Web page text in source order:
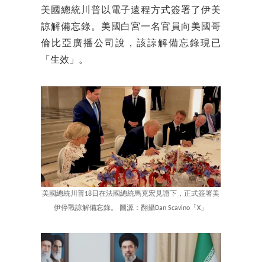
美國總統川普以電子遠程方式簽署了伊美
諒解備忘錄。美國白宮一名官員向美國哥
倫比亞廣播公司說，該諒解備忘錄現已
「生效」。
美國總統川普18日在法國總統馬克宏見證下，正式簽署美
伊停戰諒解備忘錄。 圖源：翻攝Dan Scavino「X」